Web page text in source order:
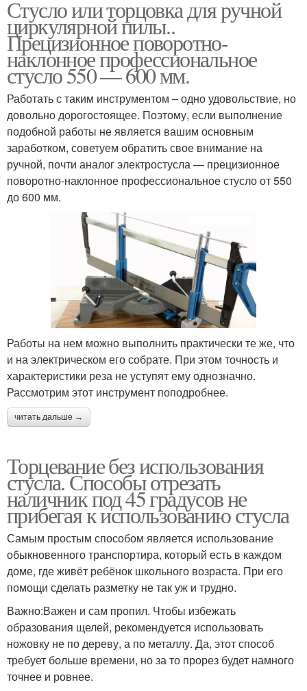
Стусло или торцовка для ручной
циркулярной пилы..
Прецизионное поворотно-
наклонное профессиональное
стусло 550 — 600 мм.
Работать с таким инструментом – одно удовольствие, но
довольно дорогостоящее. Поэтому, если выполнение
подобной работы не является вашим основным
заработком, советуем обратить свое внимание на
ручной, почти аналог электростусла — прецизионное
поворотно-наклонное профессиональное стусло от 550
до 600 мм.
Работы на нем можно выполнить практически те же, что
и на электрическом его собрате. При этом точность и
характеристики реза не уступят ему однозначно.
Рассмотрим этот инструмент поподробнее.
читать дальше →
Торцевание без использования
стусла. Способы отрезать
наличник под 45 градусов не
прибегая к использованию стусла
Самым простым способом является использование
обыкновенного транспортира, который есть в каждом
доме, где живёт ребёнок школьного возраста. При его
помощи сделать разметку не так уж и трудно.
Важно:Важен и сам пропил. Чтобы избежать
образования щелей, рекомендуется использовать
ножовку не по дереву, а по металлу. Да, этот способ
требует больше времени, но за то прорез будет намного
точнее и ровнее.